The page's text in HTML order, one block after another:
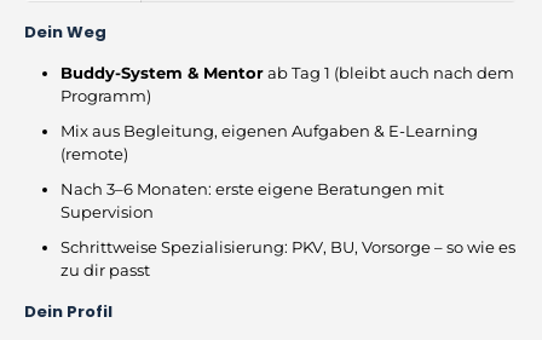
Dein Weg
Buddy-System & Mentorab Tag 1 (bleibt auch nach dem
Programm)
Mix aus Begleitung, eigenen Aufgaben & E-Learning
(remote)
Nach 3–6 Monaten: erste eigene Beratungen mit
Supervision
Schrittweise Spezialisierung: PKV, BU, Vorsorge – so wie es
zu dir passt
Dein Profil